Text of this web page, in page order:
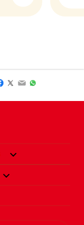
Twitter
EmailWhatsApp